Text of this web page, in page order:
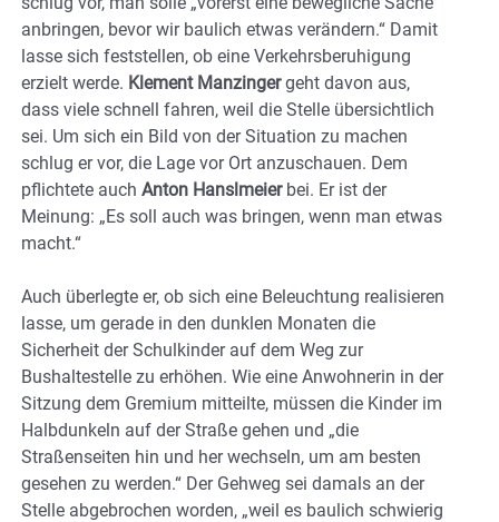
anbringen, bevor wir baulich etwas verändern.“ Damit
lasse sich feststellen, ob eine Verkehrsberuhigung
erzielt werde. Klement Manzingergeht davon aus,
dass viele schnell fahren, weil die Stelle übersichtlich
sei. Um sich ein Bild von der Situation zu machen
schlug er vor, die Lage vor Ort anzuschauen. Dem
pflichtete auch Anton Hanslmeierbei. Er ist der
Meinung: „Es soll auch was bringen, wenn man etwas
macht.“
Auch überlegte er, ob sich eine Beleuchtung realisieren
lasse, um gerade in den dunklen Monaten die
Sicherheit der Schulkinder auf dem Weg zur
Bushaltestelle zu erhöhen. Wie eine Anwohnerin in der
Sitzung dem Gremium mitteilte, müssen die Kinder im
Halbdunkeln auf der Straße gehen und „die
Straßenseiten hin und her wechseln, um am besten
gesehen zu werden.“ Der Gehweg sei damals an der
Stelle abgebrochen worden, „weil es baulich schwierig